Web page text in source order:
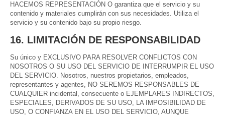
HACEMOS REPRESENTACIÓN O garantiza que el servicio y su
contenido y materiales cumplirán con sus necesidades. Utiliza el
servicio y su contenido bajo su propio riesgo.
16. LIMITACIÓN DE RESPONSABILIDAD
Su único y EXCLUSIVO PARA RESOLVER CONFLICTOS CON
NOSOTROS O SU USO DEL SERVICIO DE INTERRUMPIR EL USO
DEL SERVICIO. Nosotros, nuestros propietarios, empleados,
representantes y agentes, NO SEREMOS RESPONSABLES DE
CUALQUIER incidental, consecuente o EJEMPLARES INDIRECTOS,
ESPECIALES, DERIVADOS DE SU USO, LA IMPOSIBILIDAD DE
USO, O CONFIANZA EN EL USO DEL SERVICIO, AUNQUE